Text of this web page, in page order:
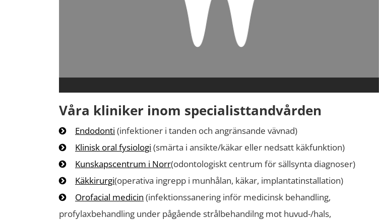
Våra kliniker inom specialisttandvården
Endodonti (infektioner i tanden och angränsande vävnad)
Klinisk oral fysiologi (smärta i ansikte/käkar eller nedsatt käkfunktion)
Kunskapscentrum i Norr(odontologiskt centrum för sällsynta diagnoser)
Käkkirurgi(operativa ingrepp i munhålan, käkar, implantatinstallation)
Orofacial medicin (infektionssanering inför medicinsk behandling,
profylaxbehandling under pågående strålbehandilng mot huvud-/hals,